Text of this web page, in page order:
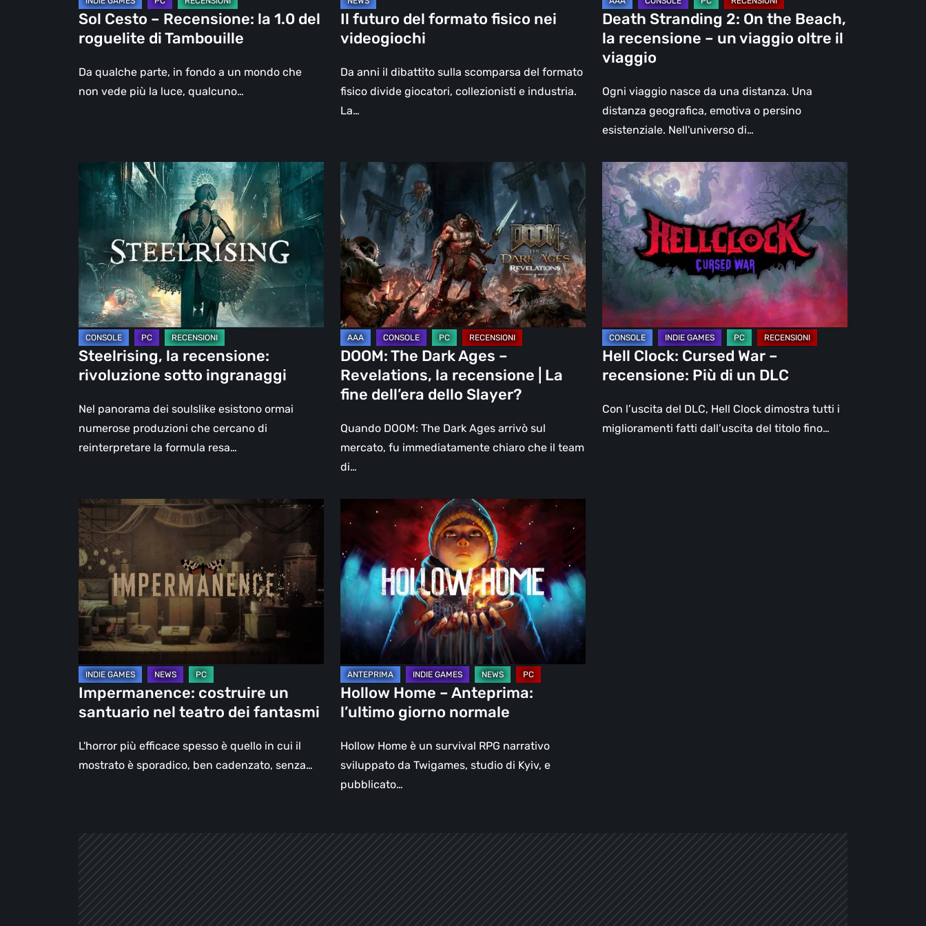
Tambouille
Sol Cesto – Recensione: la 1.0 del
roguelite di Tambouille
Da qualche parte, in fondo a un mondo che
non vede più la luce, qualcuno…
Il futuro del formato fisico nei
videogiochi
Da anni il dibattito sulla scomparsa del formato
fisico divide giocatori, collezionisti e industria.
La…
un
viaggio
oltre
il
viaggio
Death Stranding 2: On the Beach,
la recensione – un viaggio oltre il
viaggio
Ogni viaggio nasce da una distanza. Una
distanza geografica, emotiva o persino
esistenziale. Nell'universo di…
Steelrising,
recensione:
rivoluzione
sotto
ingranaggi
Steelrising, la recensione:
rivoluzione sotto ingranaggi
Nel panorama dei soulslike esistono ormai
numerose produzioni che cercano di
reinterpretare la formula resa…
DOOM:
Dark
Ages
–
Revelations,
la
recensione
|
La
fine
dell’era
dello
Slayer?
DOOM: The Dark Ages –
Revelations, la recensione | La
fine dell’era dello Slayer?
Quando DOOM: The Dark Ages arrivò sul
mercato, fu immediatamente chiaro che il team
di…
Hell
Clock:
Cursed
War
–
recensione:
di
un
DLC
Hell Clock: Cursed War –
recensione: Più di un DLC
Con l’uscita del DLC, Hell Clock dimostra tutti i
miglioramenti fatti dall’uscita del titolo fino…
Impermanence:
costruire
un
santuario
nel
teatro
fantasmi
Impermanence: costruire un
santuario nel teatro dei fantasmi
L'horror più efficace spesso è quello in cui il
mostrato è sporadico, ben cadenzato, senza…
Home
Anteprima:
l’ultimo
giorno
normale
Hollow Home – Anteprima:
l’ultimo giorno normale
Hollow Home è un survival RPG narrativo
sviluppato da Twigames, studio di Kyiv, e
pubblicato…